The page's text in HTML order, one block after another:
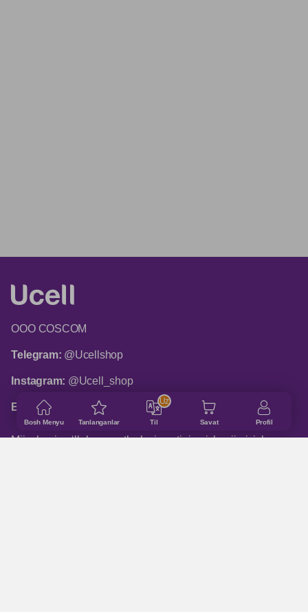
Bosh Menyu Tanlanganlar Til
Uz
Savat Profil
ООО COSCOM
Telegram: @Ucellshop
Instagram: @Ucell_shop
Email:shop@ucell.uz
Mijozlarni qo‘llab-quvvatlash xizmatining ish rejimi: ish